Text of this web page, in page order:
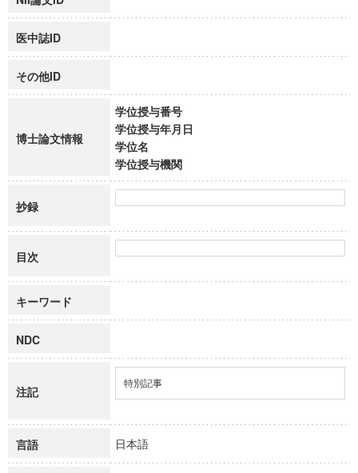
医中誌ID
その他ID
博士論文情報
学位授与番号
学位授与年月日
学位名
学位授与機関
抄録
目次
キーワード
NDC
注記
特別記事
言語 日本語